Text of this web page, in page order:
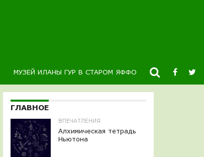
МУЗЕЙ ИЛАНЫ ГУР В СТАРОМ ЯФФО НОВОСТИ
ГЛАВНОЕ
ВПЕЧАТЛЕНИЯ
Алхимическая тетрадь
Ньютона